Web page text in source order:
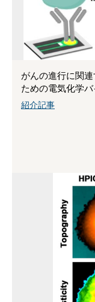
がんの進行に関
ための電気化学
紹介記事